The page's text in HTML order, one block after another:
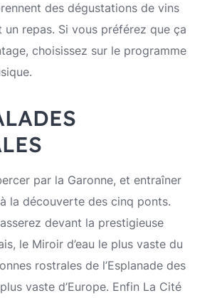
des dégustations de vins
un repas. Si vous préférez que ça
choisissez sur le programme
par la Garonne, et entraîner
la découverte des cinq ponts.
devant la prestigieuse
le Miroir d’eau le plus vaste du
rostrales de l’Esplanade des
vaste d’Europe. Enfin La Cité